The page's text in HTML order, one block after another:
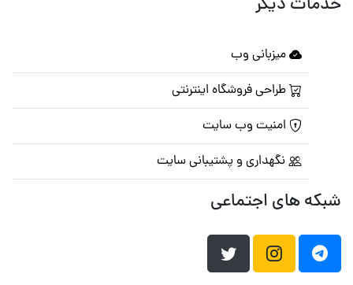
خدمات دیگر
میزبانی وب
طراحی فروشگاه اینترنتی
امنیت وب سایت
نگهداری و پشتیبانی سایت
شبکه های اجتماعی